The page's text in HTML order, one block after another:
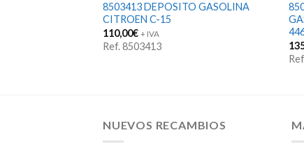
8503413 DEPOSITO GASOLINA
CITROEN C-15
110,00€ + IVA
Ref. 8503413
NUEVOS RECAMBIOS